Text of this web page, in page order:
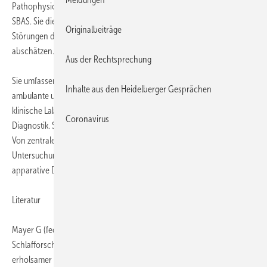
Pathophysiologie, den Folgen und den Begleiterkrankungen von
SBAS. Sie dienen der Erfassung von Schweregrad und begleitenden
Störungen der SBAS und sollen die Ausprägung der Folgen SBAS
abschätzen.
Sie umfassen Anamnese, Fragebögen zur Selbstbeurteilung,
ambulante und stationäre Mehrkanalgeräte, Videoaufzeichnung,
klinische Labordiagnostik und nichtapparative und apparative
Diagnostik. Sie dienen der Diagnosefindung und Therapiekontrolle.
Von zentraler Bedeutung sind dabei der notwendige Umfang und die
Untersuchungsbedingungen (z. B. ambulant vs. stationär) für die
apparative Diagnostik.
Literatur
Mayer G (federführend) et al.: Deutsche Gesellschaft für
Schlafforschung und Schlafmedizin (DGSM). S3-Leitlinie Nicht
erholsamer Schlaf/Schlafstörungen – Kapitel „Schlafbezogene
Originalbeiträge
Aus der Rechtsprechung
Inhalte aus den Heidelberger Gesprächen
Coronavirus